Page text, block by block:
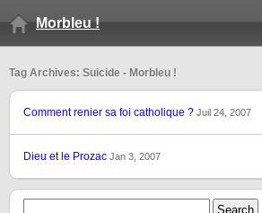
Morbleu !
Tag Archives: Suicide - Morbleu !
Comment renier sa foi catholique ? Juil 24, 2007
Dieu et le Prozac Jan 3, 2007